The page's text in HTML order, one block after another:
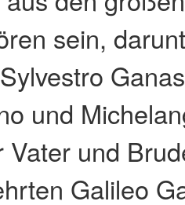
sein,
und
Vater und
Galileo